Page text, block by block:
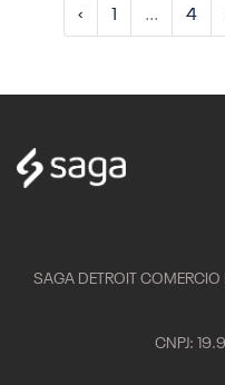
‹ ... 4
SAGA DETROIT COMERCIO
CNPJ: